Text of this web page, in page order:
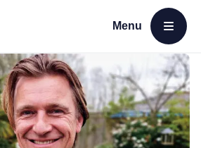
Menu
Open menu